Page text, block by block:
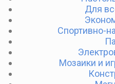
Для
Спортивно-
Мозаики и